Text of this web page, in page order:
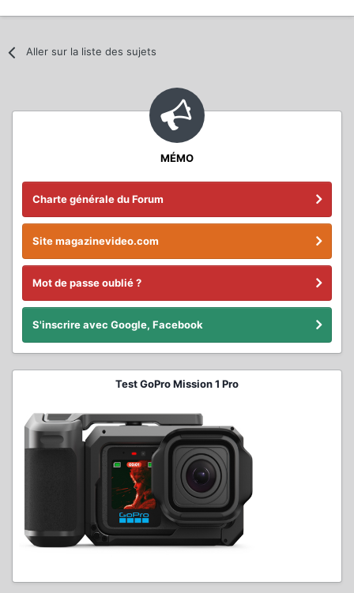
Aller sur la liste des sujets
MÉMO
Charte générale du Forum
Site magazinevideo.com
Mot de passe oublié ?
S'inscrire avec Google, Facebook
Test GoPro Mission 1 Pro